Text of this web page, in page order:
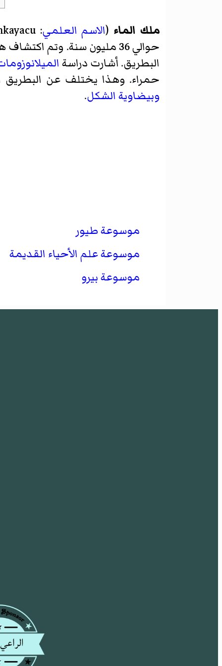
ملك الماء (الاسم العلمي:
البطريق. أشارت دراسة
حمراء. وهذا يختلف عن البطريق
وبيضاوية الشكل.
موسوعة طيور
موسوعة علم الأحياء القديمة
موسوعة بيرو